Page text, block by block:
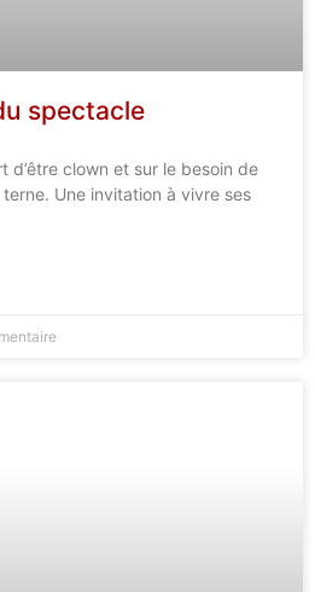
spectacle
d’être clown et sur le besoin de
terne. Une invitation à vivre ses